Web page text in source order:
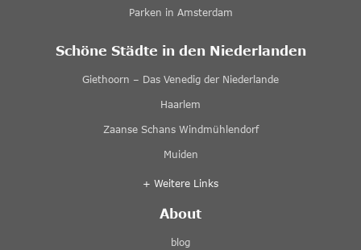
Parken in Amsterdam
Schöne Städte in den Niederlanden
Giethoorn – Das Venedig der Niederlande
Haarlem
Zaanse Schans Windmühlendorf
Muiden
+ Weitere Links
About
blog